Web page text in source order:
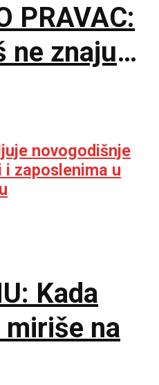
PRAVAC:
ne znaju
da se
novogodišnje
i zaposlenima u
Kada
na